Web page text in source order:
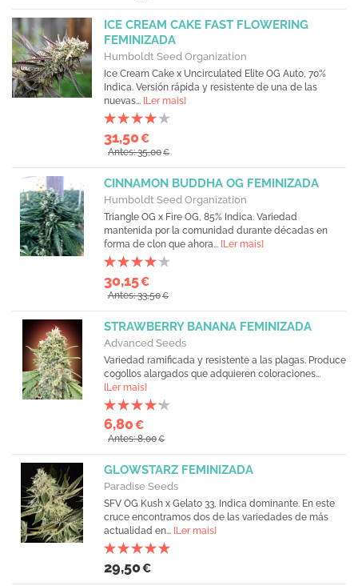
ICE CREAM CAKE FAST FLOWERING
FEMINIZADA
Humboldt Seed Organization
Ice Cream Cake x Uncirculated Elite OG Auto, 70%
Indica. Versión rápida y resistente de una de las
nuevas... [Ler mais]
31,50€
Antes: 35,00€
CINNAMON BUDDHA OG FEMINIZADA
Humboldt Seed Organization
Triangle OG x Fire OG, 85% Indica. Variedad
mantenida por la comunidad durante décadas en
forma de clon que ahora... [Ler mais]
30,15€
Antes: 33,50€
STRAWBERRY BANANA FEMINIZADA
Advanced Seeds
Variedad ramificada y resistente a las plagas. Produce
cogollos alargados que adquieren coloraciones...
[Ler mais]
6,80€
Antes: 8,00€
GLOWSTARZ FEMINIZADA
Paradise Seeds
SFV OG Kush x Gelato 33, Indica dominante. En este
cruce encontramos dos de las variedades de más
actualidad en... [Ler mais]
29,50€